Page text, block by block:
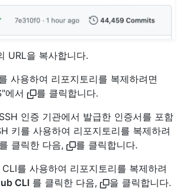
URL을 복사합니다.
사용하여 리포지토리를 복제하려면
에서
를 클릭합니다.
인증 기관에서 발급한 인증서를 포함
키를 사용하여 리포지토리를 복제하려
를 클릭한 다음,
를 클릭합니다.
를 사용하여 리포지토리를 복제하려
CLI 를 클릭한 다음, 을 클릭합니다.